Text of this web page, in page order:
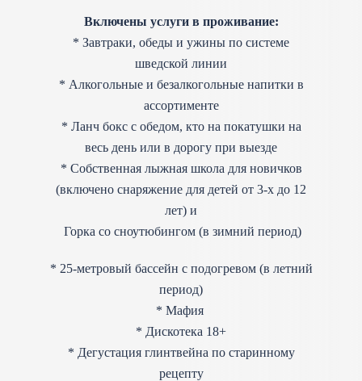
Включены услуги в проживание:
* Завтраки, обеды и ужины по системе
шведской линии
* Алкогольные и безалкогольные напитки в
ассортименте
* Ланч бокс с обедом, кто на покатушки на
весь день или в дорогу при выезде
* Собственная лыжная школа для новичков
(включено снаряжение для детей от 3-х до 12
лет) и
Горка со сноутюбингом (в зимний период)
* 25-метровый бассейн с подогревом (в летний
период)
* Мафия
* Дискотека 18+
* Дегустация глинтвейна по старинному
рецепту